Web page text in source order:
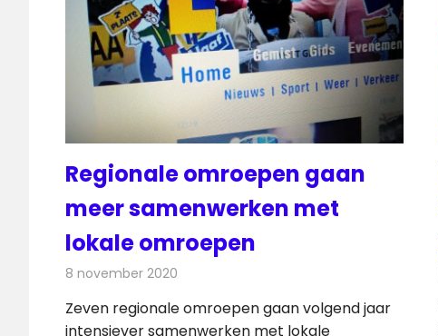
Regionale omroepen gaan
meer samenwerken met
lokale omroepen
8 november 2020
Zeven regionale omroepen gaan volgend jaar
intensiever samenwerken met lokale